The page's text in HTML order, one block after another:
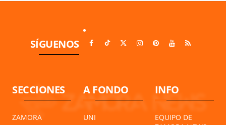
SÍGUENOS
SECCIONES
ZAMORA
A FONDO
UNI
INFO
EQUIPO DE